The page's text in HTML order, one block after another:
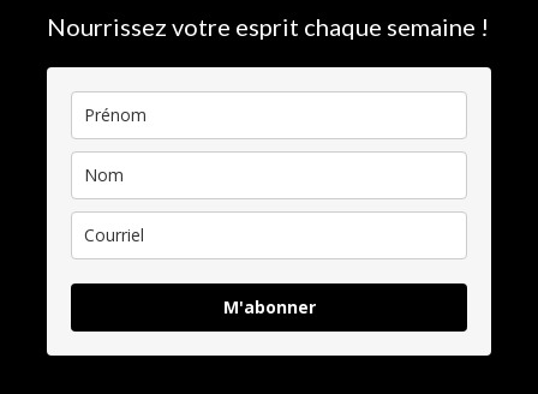
Nourrissez votre esprit chaque semaine !
M'abonner